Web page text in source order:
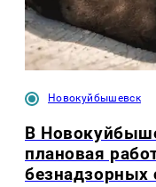
Новокуйбышевск
В
плановая
безнадзорных